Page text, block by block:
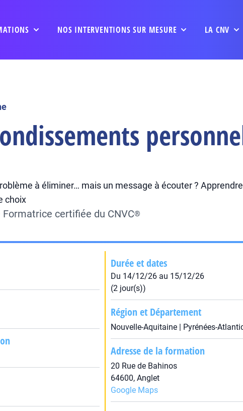
NOS INTERVENTIONS SUR MESURE LA CNV
à éliminer… mais un message à écouter ?
choix
Formatrice certifiée du CNVC®
Durée et dates
Du 14/12/26 au 15/12/26
(2 jour(s))
Région et Département
Nouvelle-Aquitaine | Pyrénées-
Adresse de la formation
20 Rue de Bahinos
64600, Anglet
Google Maps